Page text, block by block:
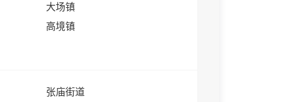
大场镇
高境镇
张庙街道